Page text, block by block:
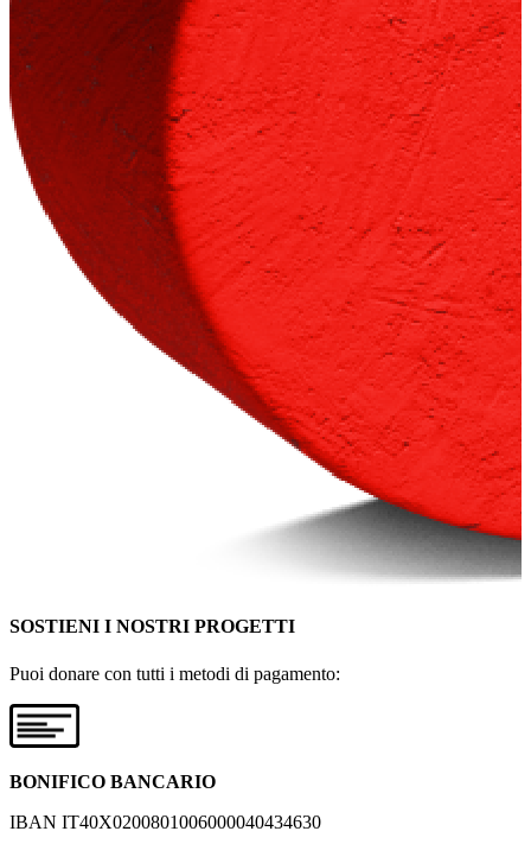
SOSTIENI I NOSTRI PROGETTI
Puoi donare con tutti i metodi di pagamento:
BONIFICO BANCARIO
IBAN IT40X0200801006000040434630